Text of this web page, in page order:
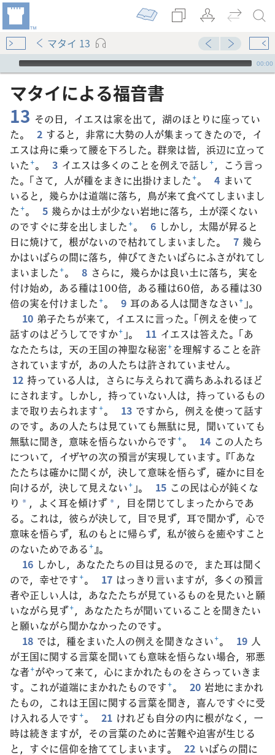
マタイ 13
Audio Player
00:00
マタイ​に​よる​福音​書
13 その日，イエスは家を出て，湖のほとりに座ってい
た。
2 すると，非常に大勢の人が集まってきたので，イ
エスは舟に乗って腰を下ろした。群衆は皆，浜辺に立って
いた+。 3 イエスは多くのことを例えで話し+，こう言っ
た。「さて，人が種をまきに出掛けました+。 4 まいて
いると，幾らかは道端に落ち，鳥が来て食べてしまいまし
た+。 5 幾らかは土が少ない岩地に落ち，土が深くない
のですぐに芽を出しました+。 6 しかし，太陽が昇ると
日に焼けて，根がないので枯れてしまいました。
7 幾ら
かはいばらの間に落ち，伸びてきたいばらにふさがれてし
まいました+。 8 さらに，幾らかは良い土に落ち，実を
付け始め，ある種は100倍，ある種は60倍，ある種は30
倍の実を付けました+。 9 耳のある人は聞きなさい+ 」。
10 弟子たちが来て，イエスに言った。「例えを使って
話すのはどうしてですか+ 」。 11 イエスは答えた。「あ
なたたちは，天の王国の神聖な秘密+を理解することを許
されていますが，あの人たちは許されていません。
12 持っている人は，さらに与えられて満ちあふれるほど
にされます。しかし，持っていない人は，持っているもの
まで取り去られます+。 13 ですから，例えを使って話す
のです。あの人たちは見ていても無駄に見，聞いていても
無駄に聞き，意味を悟らないからです+。 14 この人たち
について，イザヤの次の預言が実現しています。『「あな
たたちは確かに聞くが，決して意味を悟らず，確かに目を
向けるが，決して見えない+ 」。 15 この民は心が鈍くな
り * ，よく耳を傾けず * ，目を閉じてしまったからであ
る。これは，彼らが決して，目で見ず，耳で聞かず，心で
意味を悟らず，私のもとに帰らず，私が彼らを癒やすこと
のないためである+』。
16 しかし，あなたたちの目は見るので，また耳は聞く
ので，幸せです+。 17 はっきり言いますが，多くの預言
者や正しい人は，あなたたちが見ているものを見たいと願
いながら見ず+，あなたたちが聞いていることを聞きたい
と願いながら聞かなかったのです。
18 では，種をまいた人の例えを聞きなさい+。 19 人
が王国に関する言葉を聞いても意味を悟らない場合，邪悪
な者+がやって来て，心にまかれたものをさらっていきま
す。これが道端にまかれたものです+。 20 岩地にまかれ
たもの，これは王国に関する言葉を聞き，喜んですぐに受
け入れる人です+。 21 けれども自分の内に根がなく，一
時は続きますが，その言葉のために苦難や迫害が生じる
と，すぐに信仰を捨ててしまいます。
22 いばらの間に